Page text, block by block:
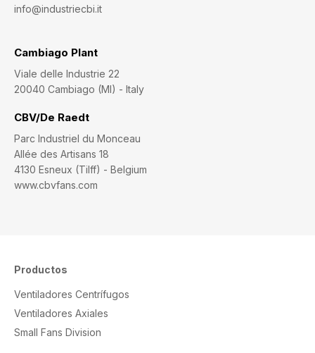
info@industriecbi.it
Cambiago Plant
Viale delle Industrie 22
20040 Cambiago (MI) - Italy
CBV/De Raedt
Parc Industriel du Monceau
Allée des Artisans 18
4130 Esneux (Tilff) - Belgium
www.cbvfans.com
Productos
Ventiladores Centrífugos
Ventiladores Axiales
Small Fans Division